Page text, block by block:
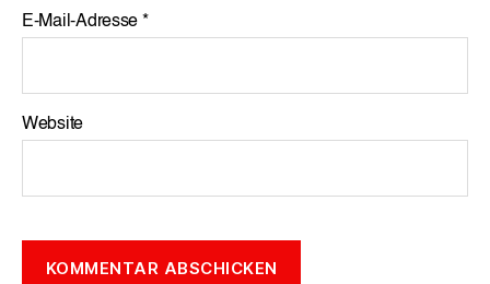
E-Mail-Adresse *
Website